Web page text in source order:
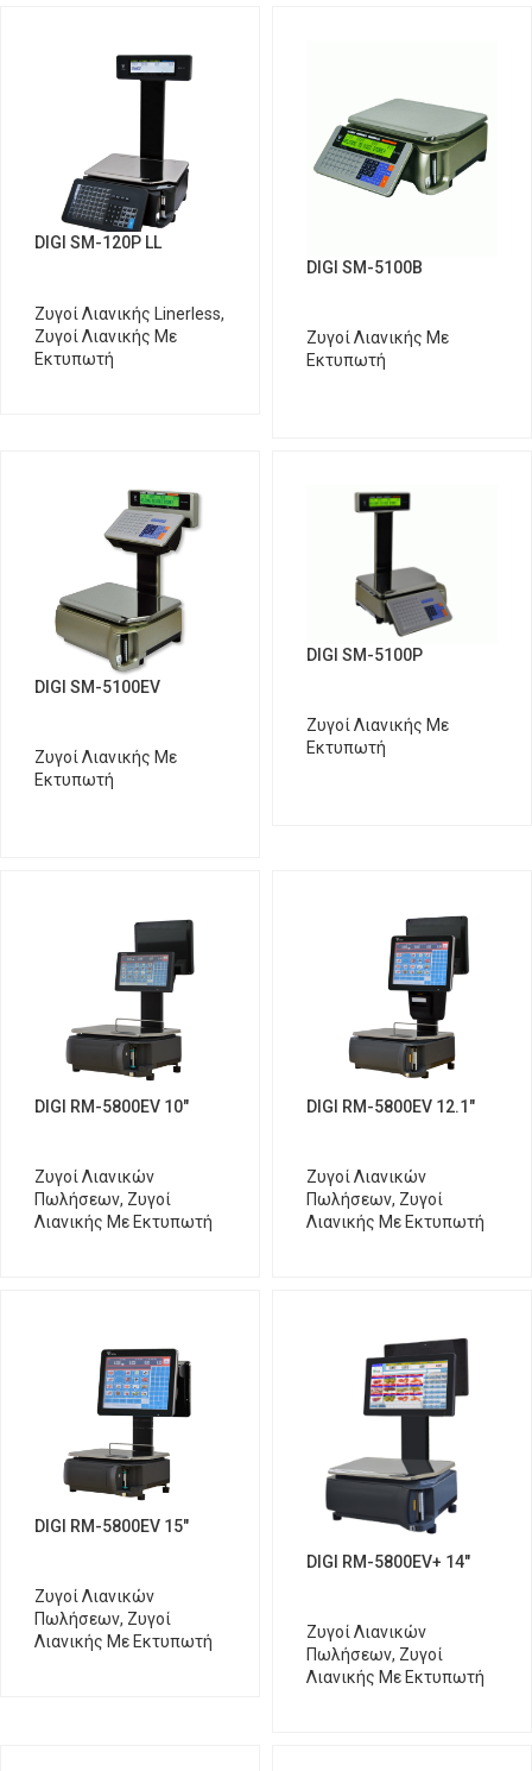
DIGI SM-120P LL
Ζυγοί Λιανικής Linerless,
Ζυγοί Λιανικής Με
Εκτυπωτή
DIGI SM-5100B
Ζυγοί Λιανικής Με
Εκτυπωτή
DIGI SM-5100EV
Ζυγοί Λιανικής Με
Εκτυπωτή
DIGI SM-5100P
Ζυγοί Λιανικής Με
Εκτυπωτή
DIGI RM-5800EV 10″
Ζυγοί Λιανικών
Πωλήσεων, Ζυγοί
Λιανικής Με Εκτυπωτή
DIGI RM-5800EV 12.1″
Ζυγοί Λιανικών
Πωλήσεων, Ζυγοί
Λιανικής Με Εκτυπωτή
DIGI RM-5800EV 15″
Ζυγοί Λιανικών
Πωλήσεων, Ζυγοί
Λιανικής Με Εκτυπωτή
DIGI RM-5800EV+ 14″
Ζυγοί Λιανικών
Πωλήσεων, Ζυγοί
Λιανικής Με Εκτυπωτή